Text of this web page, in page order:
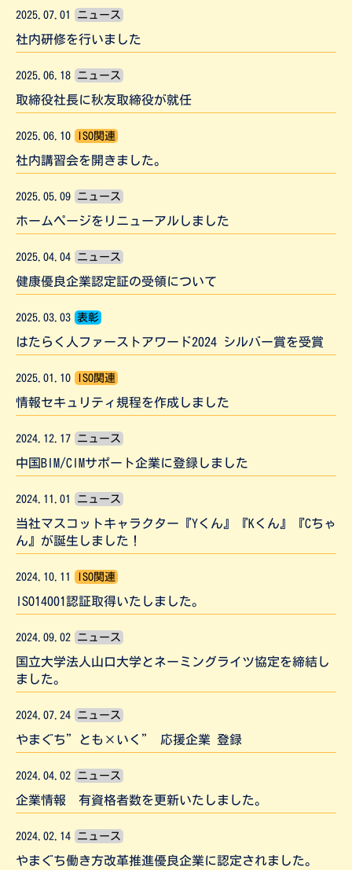
2025.07.01 ニュース
社内研修を行いました
2025.06.18 ニュース
取締役社長に秋友取締役が就任
2025.06.10 ISO関連
社内講習会を開きました。
2025.05.09 ニュース
ホームページをリニューアルしました
2025.04.04 ニュース
健康優良企業認定証の受領について
2025.03.03 表彰
はたらく人ファーストアワード2024 シルバー賞を受賞
2025.01.10 ISO関連
情報セキュリティ規程を作成しました
2024.12.17 ニュース
中国BIM/CIMサポート企業に登録しました
2024.11.01 ニュース
当社マスコットキャラクター『Yくん』『Kくん』『Cちゃ
ん』が誕生しました！
2024.10.11 ISO関連
ISO14001認証取得いたしました。
2024.09.02 ニュース
国立大学法人山口大学とネーミングライツ協定を締結し
ました。
2024.07.24 ニュース
やまぐち”とも×いく” 応援企業 登録
2024.04.02 ニュース
企業情報 有資格者数を更新いたしました。
2024.02.14 ニュース
やまぐち働き方改革推進優良企業に認定されました。